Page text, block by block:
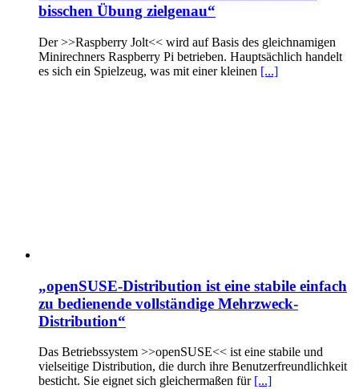
bisschen Übung zielgenau“
Der >>Raspberry Jolt<< wird auf Basis des gleichnamigen
Minirechners Raspberry Pi betrieben. Hauptsächlich handelt
es sich ein Spielzeug, was mit einer kleinen [...]
„openSUSE-Distribution ist eine stabile einfach
zu bedienende vollständige Mehrzweck-
Distribution“
Das Betriebssystem >>openSUSE<< ist eine stabile und
vielseitige Distribution, die durch ihre Benutzerfreundlichkeit
besticht. Sie eignet sich gleichermaßen für [...]